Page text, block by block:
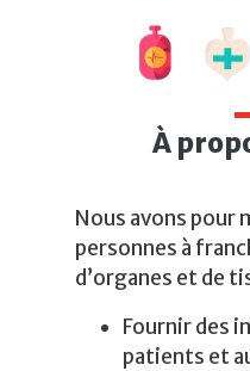
À
Nous avons pour
personnes à
d’organes et de
Fournir des
patients et